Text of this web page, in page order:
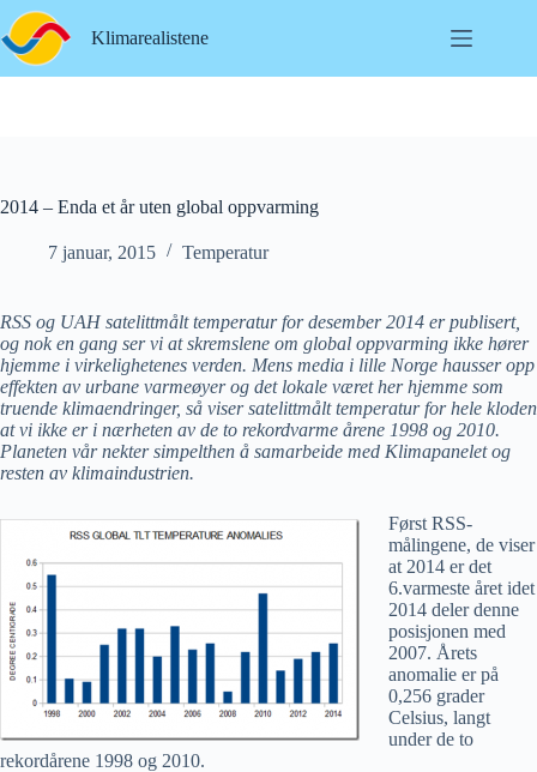
Hopp
til
innholdet
Klimarealistene
2014 – Enda et år uten global oppvarming
7 januar, 2015 Temperatur
RSS og UAH satelittmålt temperatur for desember 2014 er publisert,
og nok en gang ser vi at skremslene om global oppvarming ikke hører
hjemme i virkelighetenes verden. Mens media i lille Norge hausser opp
effekten av urbane varmeøyer og det lokale været her hjemme som
truende klimaendringer, så viser satelittmålt temperatur for hele kloden
at vi ikke er i nærheten av de to rekordvarme årene 1998 og 2010.
Planeten vår nekter simpelthen å samarbeide med Klimapanelet og
resten av klimaindustrien.
Først RSS-
målingene, de viser
at 2014 er det
6.varmeste året idet
2014 deler denne
posisjonen med
2007. Årets
anomalie er på
0,256 grader
Celsius, langt
under de to
rekordårene 1998 og 2010.